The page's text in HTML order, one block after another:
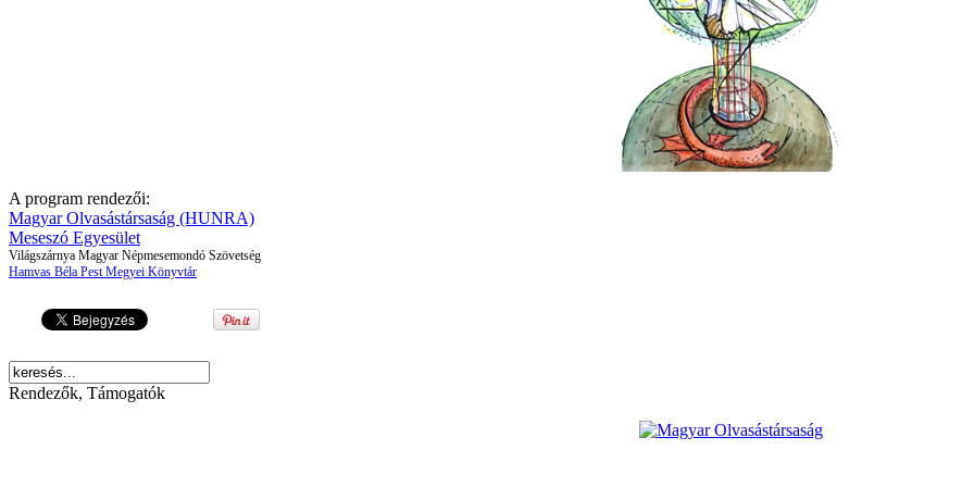
A program rendezői:
Magyar Olvasástársaság (HUNRA)
Meseszó Egyesület
Világszárnya Magyar Népmesemondó Szövetség
Hamvas Béla Pest Megyei Könyvtár
Rendezők, Támogatók